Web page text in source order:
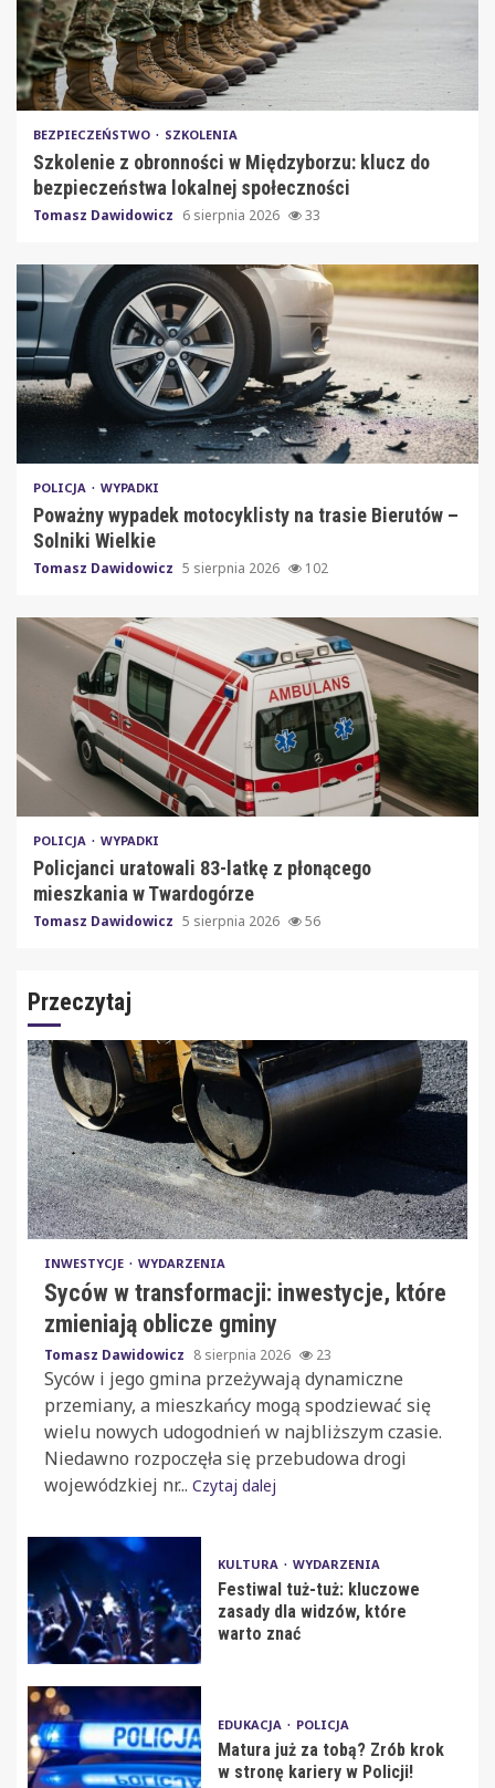
BEZPIECZEŃSTWO SZKOLENIA
Szkolenie z obronności w Międzyborzu: klucz do
bezpieczeństwa lokalnej społeczności
Tomasz Dawidowicz 6 sierpnia 2026 33
POLICJA WYPADKI
Poważny wypadek motocyklisty na trasie Bierutów –
Solniki Wielkie
Tomasz Dawidowicz 5 sierpnia 2026 102
POLICJA WYPADKI
Policjanci uratowali 83-latkę z płonącego
mieszkania w Twardogórze
Tomasz Dawidowicz 5 sierpnia 2026 56
Przeczytaj
INWESTYCJE WYDARZENIA
Syców w transformacji: inwestycje, które
zmieniają oblicze gminy
Tomasz Dawidowicz 8 sierpnia 2026 23
Syców i jego gmina przeżywają dynamiczne
przemiany, a mieszkańcy mogą spodziewać się
wielu nowych udogodnień w najbliższym czasie.
Niedawno rozpoczęła się przebudowa drogi
wojewódzkiej nr... Czytaj dalej
KULTURA WYDARZENIA
Festiwal tuż-tuż: kluczowe
zasady dla widzów, które
warto znać
EDUKACJA POLICJA
Matura już za tobą? Zrób krok
w stronę kariery w Policji!